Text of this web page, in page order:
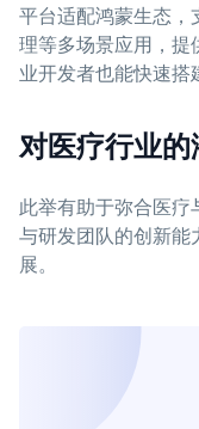
平台适配鸿蒙生态，
理等多场景应用，
业开发者也能快速搭
对医疗行业
此举有助于弥合医
与研发团队的创新
展。